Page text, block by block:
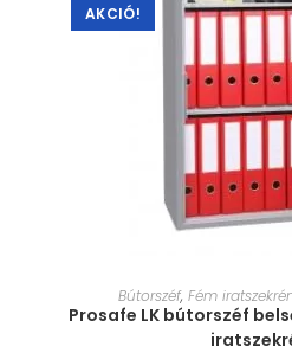
AKCIÓ!
MÉRET
Bútorszéf, Fém
Prosafe LK bútorszéf